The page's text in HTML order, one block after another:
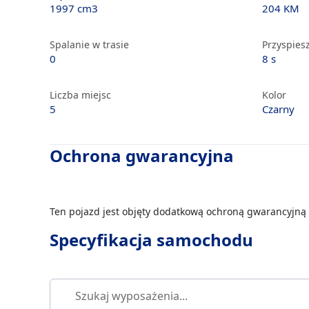
1997 cm3 204 KM
Spalanie w trasie
0 8 s
Liczba miejsc
5
Kolor
Czarny
Ochrona gwarancyjna
Ten pojazd jest objęty dodatkową ochroną
Specyfikacja samochodu